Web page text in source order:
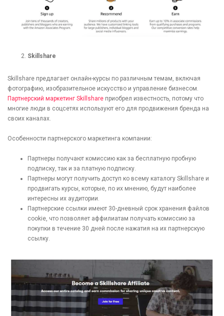
Skillshare
Skillshare предлагает онлайн-курсы по различным темам, включая
фотографию, изобразительное искусство и управление бизнесом.
Партнерский маркетинг Skillshare приобрел известность, потому что
многие люди в соцсетях используют его для продвижения бренда на
своих каналах.
Особенности партнерского маркетинга компании:
Партнеры получают комиссию как за бесплатную пробную
подписку, так и за платную подписку.
Партнеры могут получить доступ ко всему каталогу Skillshare и
продвигать курсы, которые, по их мнению, будут наиболее
интересны их аудитории.
Партнерские ссылки имеют 30-дневный срок хранения файлов
cookie, что позволяет аффилиатам получать комиссию за
покупки в течение 30 дней после нажатия на их партнерскую
ссылку.